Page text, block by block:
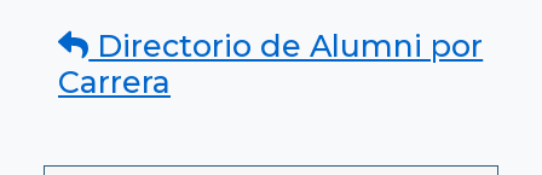
Directorio de Alumni por
Carrera